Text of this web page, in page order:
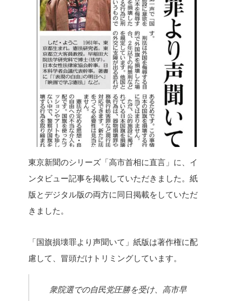
東京新聞のシリーズ「高市首相に直言」に、イ
ンタビュー記事を掲載していただきました。 紙
版とデジタル版の両方に同日掲載をしていただ
きました。
「国旗損壊罪より声聞いて」 紙版は著作権に配
慮して、冒頭だけトリミングしています。
衆院選での自民党圧勝を受け、高市早